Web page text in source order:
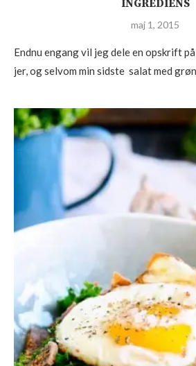
INGREDIENS
maj 1, 2015
Endnu engang vil jeg dele en opskrift
jer, og selvom min sidste salat med